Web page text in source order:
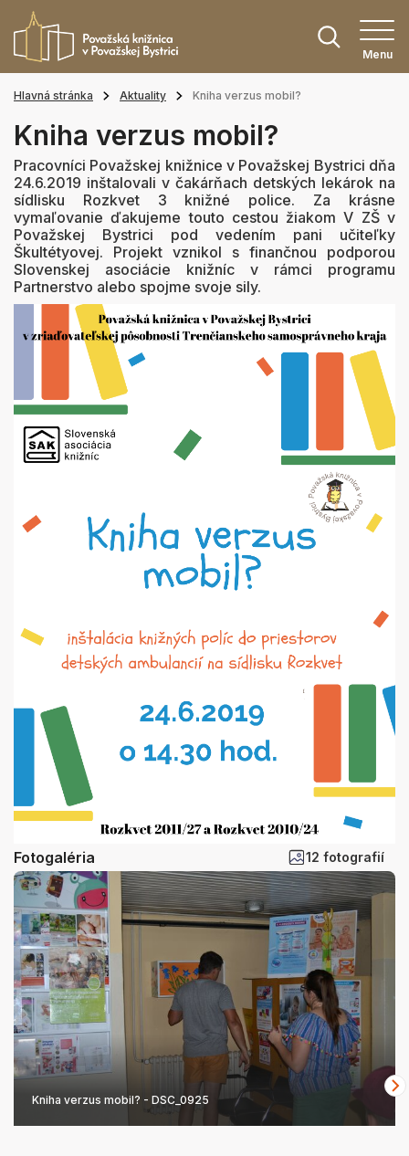
Menu
Hlavná stránka Aktuality Kniha verzus mobil?
Kniha verzus mobil?
Pracovníci Považskej knižnice v Považskej Bystrici dňa
24.6.2019 inštalovali v čakárňach detských lekárok na
sídlisku Rozkvet 3 knižné police. Za krásne
vymaľovanie ďakujeme touto cestou žiakom V ZŠ v
Považskej Bystrici pod vedením pani učiteľky
Škultétyovej. Projekt vznikol s finančnou podporou
Slovenskej asociácie knižníc v rámci programu
Partnerstvo alebo spojme svoje sily.
Fotogaléria 12 fotografií
Kniha verzus mobil? - DSC_0925